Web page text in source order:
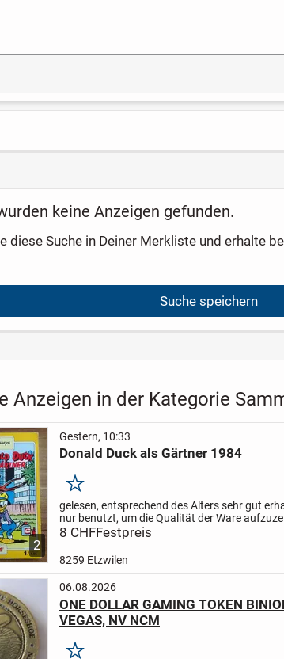
keine Anzeigen gefunden.
diese Suche in Deiner Merkliste und erhalte
Suche speichern
Anzeigen in der Kategorie
2
Gestern, 10:33
Donald Duck als Gärtner 1984
Merken
gelesen, entsprechend des Alters sehr gut
nur benutzt, um die Qualität der Ware
Schutzrechtsverletzungen dar.
8 CHFFestpreis
8259 Etzwilen
06.08.2026
ONE DOLLAR GAMING TOKEN
VEGAS, NV NCM